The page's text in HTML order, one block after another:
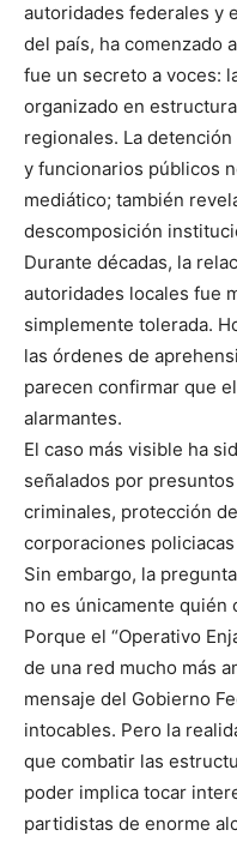
autoridades federales y
del país, ha comenzado
fue un secreto a voces:
organizado en
regionales. La
y funcionarios públicos
mediático; también
descomposición
Durante décadas, la
autoridades locales fue
simplemente tolerada.
las órdenes de
parecen confirmar que
alarmantes.
El caso más visible ha
señalados por
criminales, protección
corporaciones
Sin embargo, la
no es únicamente quién
Porque el “Operativo
de una red mucho más
mensaje del Gobierno
intocables. Pero la
que combatir las
poder implica tocar
partidistas de enorme